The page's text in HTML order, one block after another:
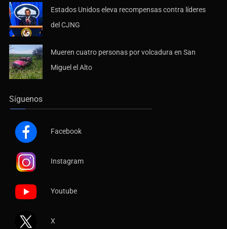
Estados Unidos eleva recompensas contra líderes
del CJNG
Mueren cuatro personas por volcadura en San
Miguel el Alto
Síguenos
Facebook
Instagram
Youtube
X